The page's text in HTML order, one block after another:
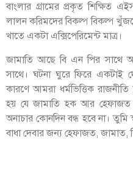
বাংলার গ্রামের প্রকৃত শিক্ষিত
লালন করিমদের বিকল্প বিকল্প
খাতে একটা এক্সিপেরিমেন্ট মাত্র।
জামাতি আছে বি এন পির
সাথে। ঘটনা ঘুরে ফিরে একটাই
কারণে আমরা ধর্মভিত্তিক
হয় যে জামাতি হক আর হেফাজত
অনাচার কোনদিন বন্ধ হবে না।
বাধা দেবার জন্য হেফাজত, জামাত,